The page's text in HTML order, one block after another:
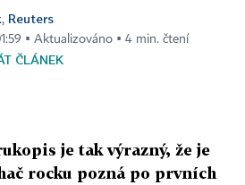
, Reuters
▪ Aktualizováno ▪ 4 min. čtení
ČLÁNEK
je tak výrazný, že je
rocku pozná po prvních